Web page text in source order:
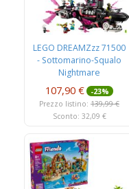
LEGO DREAMZzz 71500
- Sottomarino-Squalo
Nightmare
107,90 €
-23%
Prezzo listino: 139,99 €
Sconto: 32,09 €